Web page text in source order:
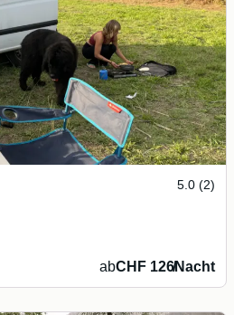
5.0 (2)
abCHF 126/Nacht